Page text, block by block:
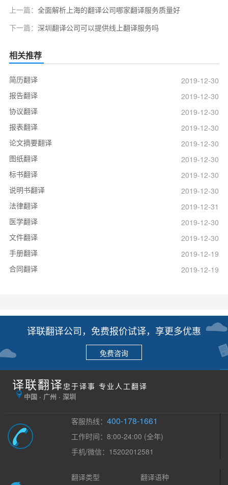
上一篇： 全面解析上海的翻译公司哪家翻译服务质量好
下一篇： 深圳翻译公司可以提供线上翻译服务吗
相关推荐
简历翻译
2019-12-30
报告翻译
2019-12-30
协议翻译
2019-12-30
报表翻译
2019-12-30
论文摘要翻译
2019-12-30
图纸翻译
2019-12-30
标书翻译
2019-12-30
说明书翻译
2019-12-30
法律翻译
2019-12-31
医学翻译
2019-12-30
文件翻译
2019-12-30
手册翻译
2019-12-19
合同翻译
2019-12-19
译联翻译公司，免费报价试译，享更多优惠
免费咨询
译联翻译 忠于译事 专业人工翻译
中国 · 广州 · 深圳
客服热线：400-178-1661
工作时间：8:00-24:00 (全年)
手机/微信：15202012581
翻译类型 翻译语种